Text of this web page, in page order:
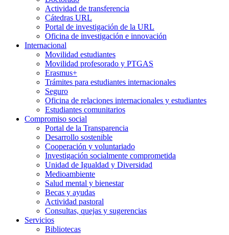
Actividad de transferencia
Cátedras URL
Portal de investigación de la URL
Oficina de investigación e innovación
Internacional
Movilidad estudiantes
Movilidad profesorado y PTGAS
Erasmus+
Trámites para estudiantes internacionales
Seguro
Oficina de relaciones internacionales y estudiantes
Estudiantes comunitarios
Compromiso social
Portal de la Transparencia
Desarrollo sostenible
Cooperación y voluntariado
Investigación socialmente comprometida
Unidad de Igualdad y Diversidad
Medioambiente
Salud mental y bienestar
Becas y ayudas
Actividad pastoral
Consultas, quejas y sugerencias
Servicios
Bibliotecas